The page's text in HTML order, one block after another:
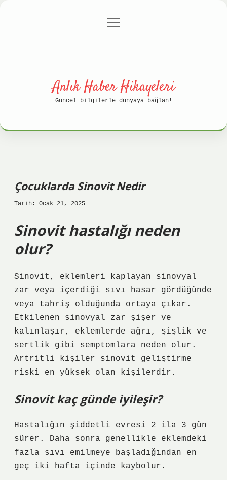
Gizlilik Politikası
menüyü
Anlık Haber Hikayeleri
Güncel bilgilerle dünyaya bağlan!
Çocuklarda Sinovit Nedir
Tarih: Ocak 21, 2025
Sinovit hastalığı neden
olur?
Sinovit, eklemleri kaplayan sinovyal
zar veya içerdiği sıvı hasar gördüğünde
veya tahriş olduğunda ortaya çıkar.
Etkilenen sinovyal zar şişer ve
kalınlaşır, eklemlerde ağrı, şişlik ve
sertlik gibi semptomlara neden olur.
Artritli kişiler sinovit geliştirme
riski en yüksek olan kişilerdir.
Sinovit kaç günde iyileşir?
Hastalığın şiddetli evresi 2 ila 3 gün
sürer. Daha sonra genellikle eklemdeki
fazla sıvı emilmeye başladığından en
geç iki hafta içinde kaybolur.